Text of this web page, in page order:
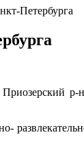
Петербурга